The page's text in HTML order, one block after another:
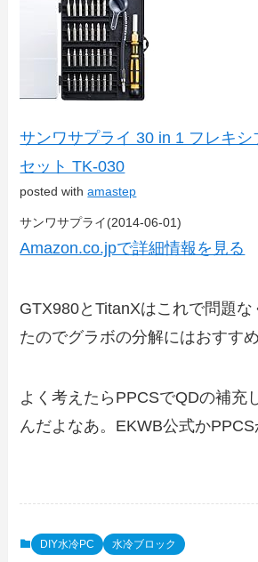
サンワサプライ 30 in 1 フレキシ
セット TK-030
posted withamastep
サンワサプライ(2014-06-01)
Amazon.co.jpで詳細情報を見る
GTX980とTitanXはこれで問題な
たのでグラボの分解にはおすすめ
よく考えたらPPCSでQDの補充
んだよなあ。EKWB公式かPPCS
DIY水冷PC 水冷ブロック